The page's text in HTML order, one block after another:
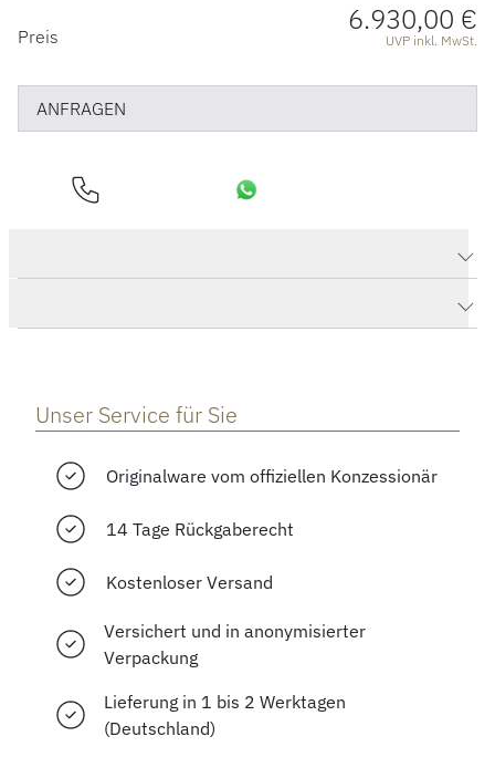
PREISINFORMATIONEN
Preis 6.930,00 €
UVP inkl. MwSt.
ANFRAGEN
Unser Service für Sie
Originalware vom offiziellen Konzessionär
14 Tage Rückgaberecht
Kostenloser Versand
Versichert und in anonymisierter
Verpackung
Lieferung in 1 bis 2 Werktagen
(Deutschland)